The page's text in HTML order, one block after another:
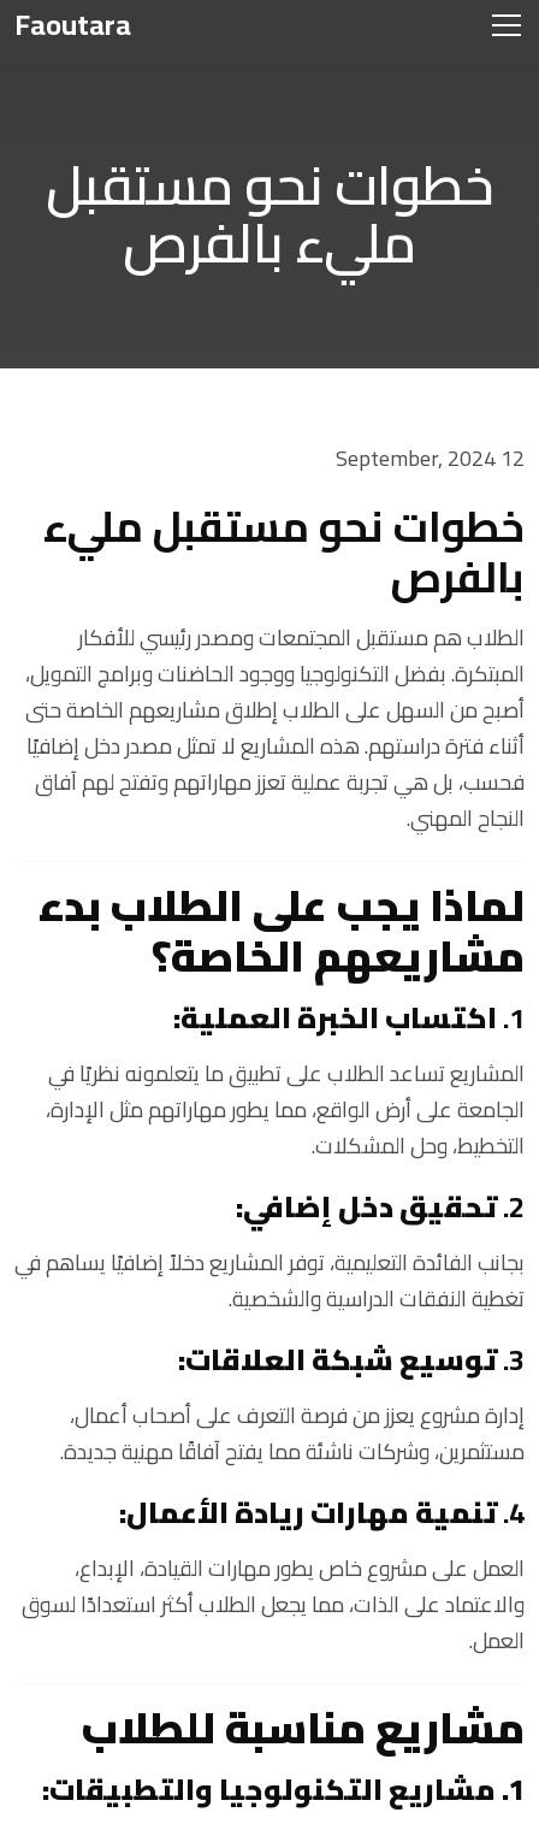
Faoutara
خطوات نحو مستقبل
مليء بالفرص
12 September, 2024
خطوات نحو مستقبل مليء
بالفرص
الطلاب هم مستقبل المجتمعات ومصدر رئيسي للأفكار
المبتكرة. بفضل التكنولوجيا ووجود الحاضنات وبرامج التمويل،
أصبح من السهل على الطلاب إطلاق مشاريعهم الخاصة حتى
أثناء فترة دراستهم. هذه المشاريع لا تمثل مصدر دخل إضافيًا
فحسب، بل هي تجربة عملية تعزز مهاراتهم وتفتح لهم آفاق
النجاح المهني.
لماذا يجب على الطلاب بدء
مشاريعهم الخاصة؟
1. اكتساب الخبرة العملية:
المشاريع تساعد الطلاب على تطبيق ما يتعلمونه نظريًا في
الجامعة على أرض الواقع، مما يطور مهاراتهم مثل الإدارة،
التخطيط، وحل المشكلات.
2. تحقيق دخل إضافي:
بجانب الفائدة التعليمية، توفر المشاريع دخلاً إضافيًا يساهم في
تغطية النفقات الدراسية والشخصية.
3. توسيع شبكة العلاقات:
إدارة مشروع يعزز من فرصة التعرف على أصحاب أعمال،
مستثمرين، وشركات ناشئة مما يفتح آفاقًا مهنية جديدة.
4. تنمية مهارات ريادة الأعمال:
العمل على مشروع خاص يطور مهارات القيادة، الإبداع،
والاعتماد على الذات، مما يجعل الطلاب أكثر استعدادًا لسوق
العمل.
مشاريع مناسبة للطلاب
1. مشاريع التكنولوجيا والتطبيقات: